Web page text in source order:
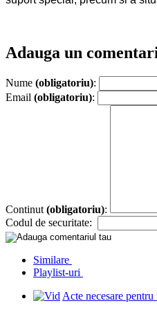
Adauga un
Nume (obligatoriu):
Email (obligatoriu):
Continut (obligatoriu):
Codul de securitate:
Similare
Playlist-uri
Acte necesare